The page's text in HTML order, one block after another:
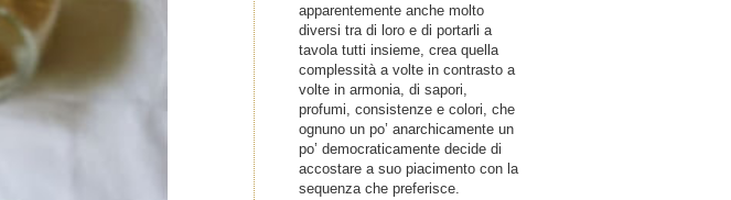
apparentemente anche molto
diversi tra di loro e di portarli a
tavola tutti insieme, crea quella
complessità a volte in contrasto a
volte in armonia, di sapori,
profumi, consistenze e colori, che
ognuno un po’ anarchicamente un
po’ democraticamente decide di
accostare a suo piacimento con la
sequenza che preferisce.